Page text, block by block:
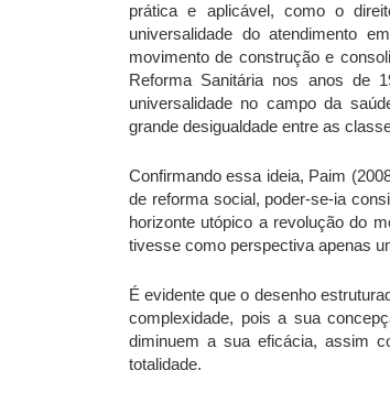
prática e aplicável, como o
universalidade do atendimento
movimento de construção e
Reforma Sanitária nos anos de
universalidade no campo da
grande desigualdade entre as
Confirmando essa ideia, Paim
de reforma social, poder-se-ia
horizonte utópico a revolução do
tivesse como perspectiva apenas
É evidente que o desenho
complexidade, pois a sua
diminuem a sua eficácia, assim
totalidade.